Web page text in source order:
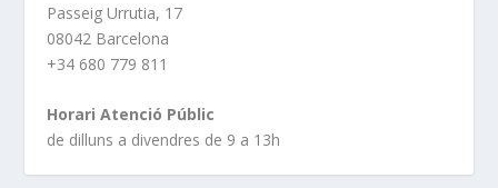
Passeig Urrutia, 17
08042 Barcelona
+34 680 779 811
Horari Atenció Públic
de dilluns a divendres de 9 a 13h